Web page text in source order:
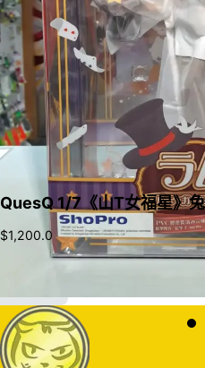
QuesQ 1/7《山T女福星》
$1,200.0